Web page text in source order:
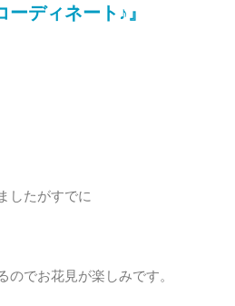
ディネート♪』
したがすでに
でお花見が楽しみです。